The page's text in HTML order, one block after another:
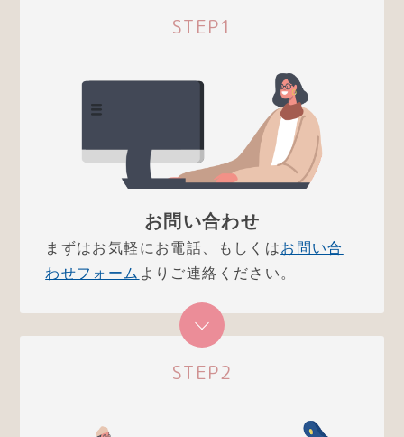
STEP1
お問い合わせ
まずはお気軽にお電話、もしくはお問い合
わせフォーム よりご連絡ください。
STEP2